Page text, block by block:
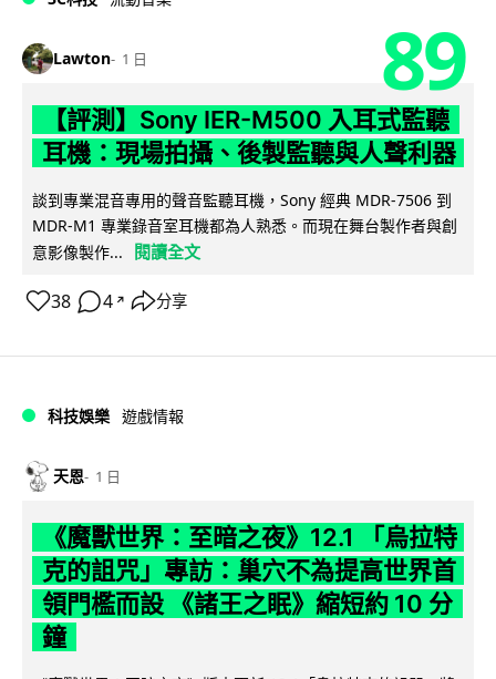
Lawton 1 日 89
【評測】Sony IER-M500 入耳式監聽
耳機：現場拍攝、後製監聽與人聲利器
談到專業混音專用的聲音監聽耳機，Sony 經典 MDR-7506 到
MDR-M1 專業錄音室耳機都為人熟悉。而現在舞台製作者與創
意影像製作...
閱讀全文
38 4 ↗ 分享
科技娛樂 遊戲情報
天恩 1 日
《魔獸世界：至暗之夜》12.1 「烏拉特
克的詛咒」專訪：巢穴不為提高世界首
領門檻而設 《諸王之眠》縮短約 10 分
鐘